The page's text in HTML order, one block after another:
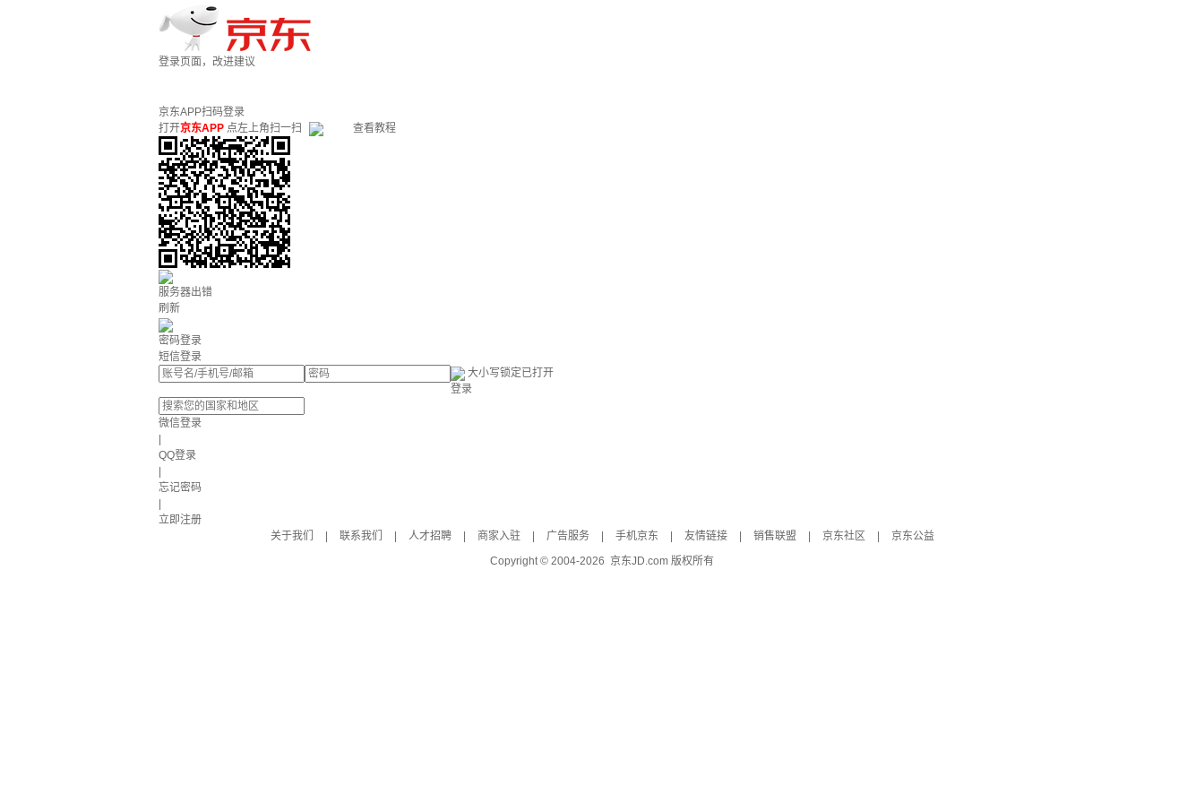
登录页面，改进建议
京东APP扫码登录
打开京东APP 点左上角扫一扫 查看教程
服务器出错
刷新
密码登录
短信登录
大小写锁定已打开
登录
微信登录
QQ登录
忘记密码
立即注册
关于我们
联系我们 人才招聘 商家入驻 广告服务 手机京东 友情链接 销售联盟 京东社区
京东公益
Copyright © 2004-2026 京东JD.com 版权所有